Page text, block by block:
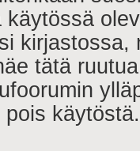
käytössä
tätä
pois käytöstä.